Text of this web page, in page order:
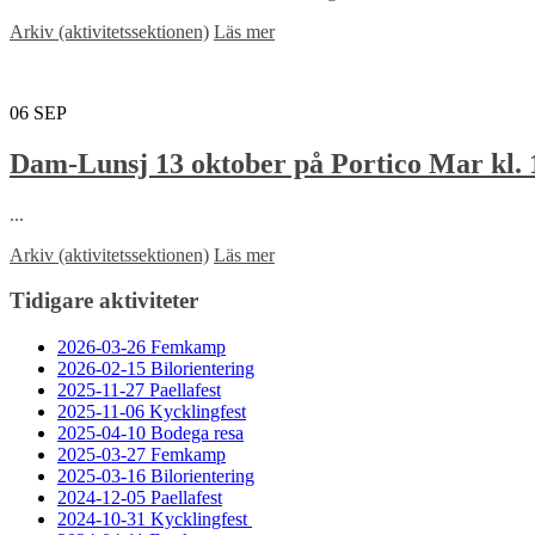
Arkiv (aktivitetssektionen) Läs mer
06 SEP
Dam-Lunsj 13 oktober på Portico Mar kl.
...
Arkiv (aktivitetssektionen) Läs mer
Tidigare aktiviteter
2026-03-26 Femkamp
2026-02-15 Bilorientering
2025-11-27 Paellafest
2025-11-06 Kycklingfest
2025-04-10 Bodega resa
2025-03-27 Femkamp
2025-03-16 Bilorientering
2024-12-05 Paellafest
2024-10-31 Kycklingfest